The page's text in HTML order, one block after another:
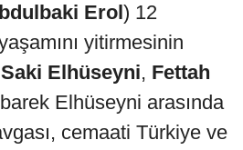
Erol ) 12
yitirmesinin
Saki Elhüseyni, Fettah
Elhüseyni arasında
cemaati Türkiye ve